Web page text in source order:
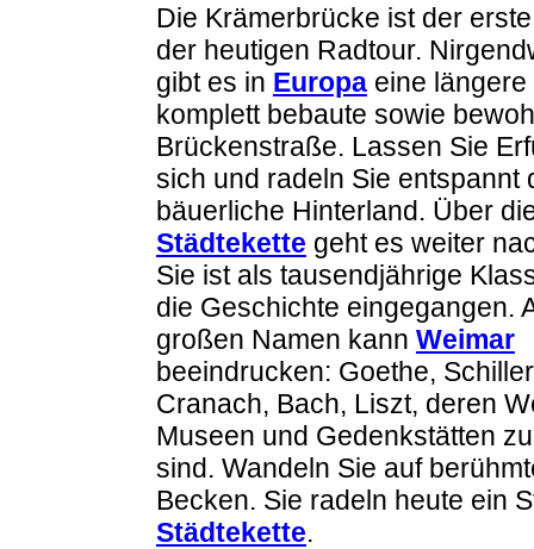
Die Krämerbrücke ist der
der heutigen Radtour.
gibt es in Europaeine längere
komplett bebaute sowie
Brückenstraße. Lassen Sie
sich und radeln Sie entspannt
bäuerliche Hinterland. Über
Städtekette geht es weiter
Sie ist als tausendjährige
die Geschichte eingegangen.
großen Namen kann Weimar
beeindrucken: Goethe,
Cranach, Bach, Liszt, deren
Museen und Gedenkstätten
sind. Wandeln Sie auf
Becken. Sie radeln heute ein
Städtekette.